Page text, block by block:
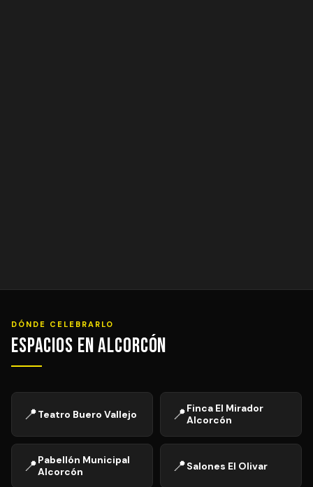
DÓNDE CELEBRARLO
Espacios en Alcorcón
📍Teatro Buero Vallejo 📍Finca El Mirador
Alcorcón
📍Pabellón Municipal
Alcorcón
📍Salones El Olivar